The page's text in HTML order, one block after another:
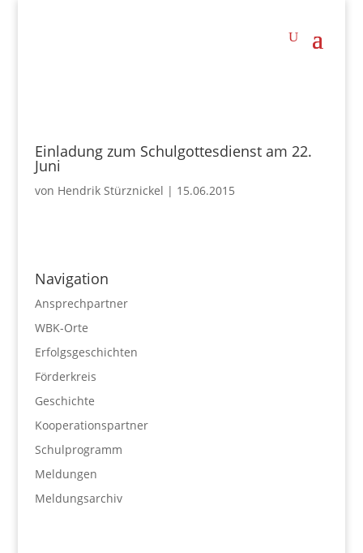
Einladung zum Schulgottesdienst am 22.
Juni
von Hendrik Stürznickel | 15.06.2015
Navigation
Ansprechpartner
WBK-Orte
Erfolgsgeschichten
Förderkreis
Geschichte
Kooperationspartner
Schulprogramm
Meldungen
Meldungsarchiv